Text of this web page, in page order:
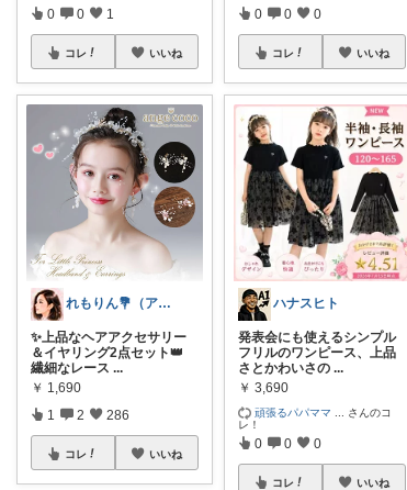
0 0 1
コレ いいね
れもりん💐（アイコン変更しました）
✨上品なヘアアクセサリー
＆イヤリング2点セット👑
繊細なレース ...
￥ 1,690
1 2 286
コレ いいね
0 0 0
コレ いいね
ハナスヒト
発表会にも使えるシンプル
フリルのワンピース、上品
さとかわいさの ...
￥ 3,690
頑張るパパママ
さんのコ
レ！
0 0 0
コレ いいね